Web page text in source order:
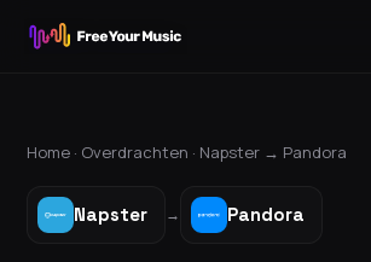
Home · Overdrachten · Napster → Pandora
Napster → Pandora